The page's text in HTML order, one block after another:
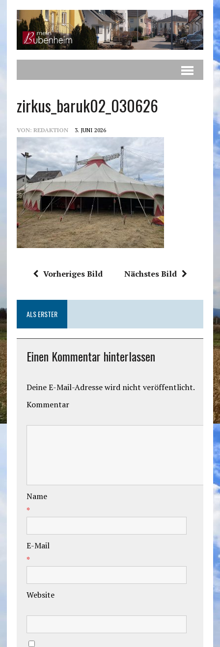
zirkus_baruk02_030626
VON: REDAKTION 3. JUNI 2026
Vorheriges Bild Nächstes Bild
ALS ERSTER
Einen Kommentar hinterlassen
Deine E-Mail-Adresse wird nicht veröffentlicht.
Kommentar
Name
*
E-Mail
*
Website